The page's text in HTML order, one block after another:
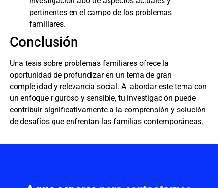
pertinentes en el campo de los problemas
familiares.
Conclusión
Una tesis sobre problemas familiares ofrece la
oportunidad de profundizar en un tema de gran
complejidad y relevancia social. Al abordar este tema con
un enfoque riguroso y sensible, tu investigación puede
contribuir significativamente a la comprensión y solución
de desafíos que enfrentan las familias contemporáneas.